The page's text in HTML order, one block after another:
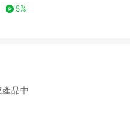
5%
品中